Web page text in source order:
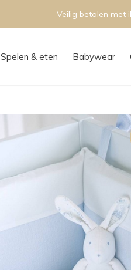
Spelen & eten Babywear
Veilig betalen met